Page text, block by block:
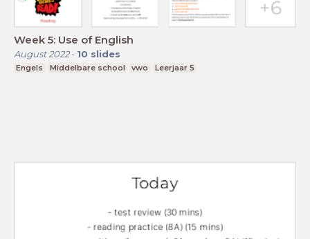
Week 5: Use of English
August 2022- 10 slides
Engels Middelbare school vwo Leerjaar 5